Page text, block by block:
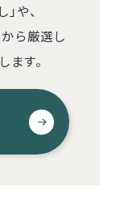
や、
ら厳選し
ます。